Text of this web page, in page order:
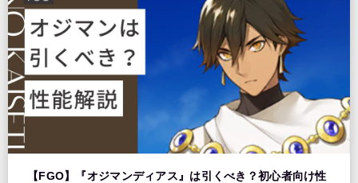
【FGO】『オジマンディアス』は引くべき？初心者向け性